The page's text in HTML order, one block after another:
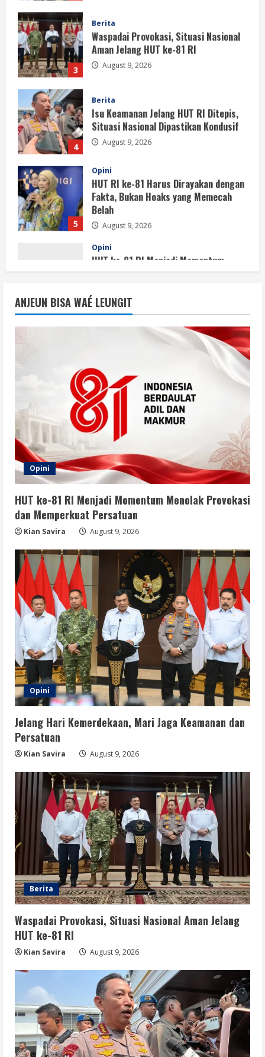
3
4
Berita
Isu Keamanan Jelang HUT RI Ditepis,
Opini
HUT RI ke-81 Harus Dirayakan dengan
Fakta, Bukan Hoaks yang Memecah
August 9, 2026
Opini
HUT ke-81 RI Menjadi Momentum
Menolak Provokasi dan Memperkuat
August 9, 2026
2
Jelang Hari Kemerdekaan, Mari Jaga
Keamanan dan Persatuan
August 9, 2026
3
Waspadai Provokasi, Situasi Nasional
Aman Jelang HUT ke-81 RI
August 9, 2026
4
Berita
Isu Keamanan Jelang HUT RI Ditepis,
Situasi Nasional Dipastikan Kondusif
August 9, 2026
5
Opini
HUT RI ke-81 Harus Dirayakan dengan
Fakta, Bukan Hoaks yang Memecah
Belah
August 9, 2026
ANJEUN BISA WAÉ LEUNGIT
Opini
HUT ke-81 RI Menjadi Momentum Menolak Provokasi
dan Memperkuat Persatuan
Kian Savira August 9, 2026
Opini
Jelang Hari Kemerdekaan, Mari Jaga Keamanan dan
Persatuan
Kian Savira August 9, 2026
Berita
Waspadai Provokasi, Situasi Nasional Aman Jelang
HUT ke-81 RI
Kian Savira August 9, 2026